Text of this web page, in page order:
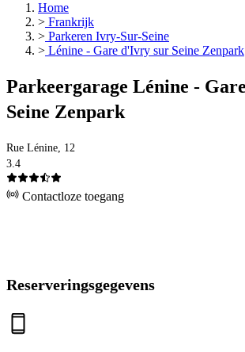
Home
> Frankrijk
> Parkeren Ivry-Sur-Seine
> Lénine - Gare d'Ivry sur Seine Zenpark
Parkeergarage Lénine -
Seine Zenpark
Rue Lénine, 12
3.4
Contactloze toegang
Reserveringsgegevens